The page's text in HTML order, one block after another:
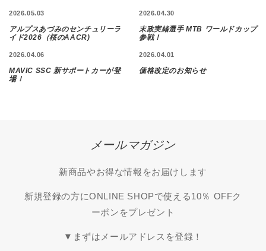
2026.05.03
アルプスあづみのセンチュリーラ
イド2026（桜のAACR)
2026.04.30
末政実緒選手 MTB ワールドカップ
参戦！
2026.04.06
MAVIC SSC 新サポートカーが登
場！
2026.04.01
価格改定のお知らせ
メールマガジン
新商品やお得な情報をお届けします
新規登録の方にONLINE SHOPで使える10％ OFFク
ーポンをプレゼント
▼まずはメールアドレスを登録！